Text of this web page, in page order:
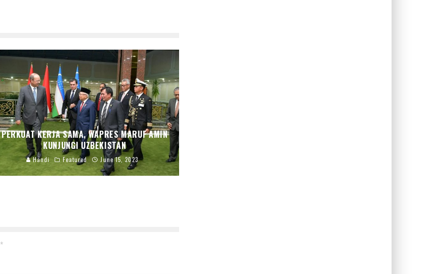
PERKUAT KERJA SAMA, WAPRES MARUF AMIN
KUNJUNGI UZBEKISTAN
Handi Featured June 15, 2023
*